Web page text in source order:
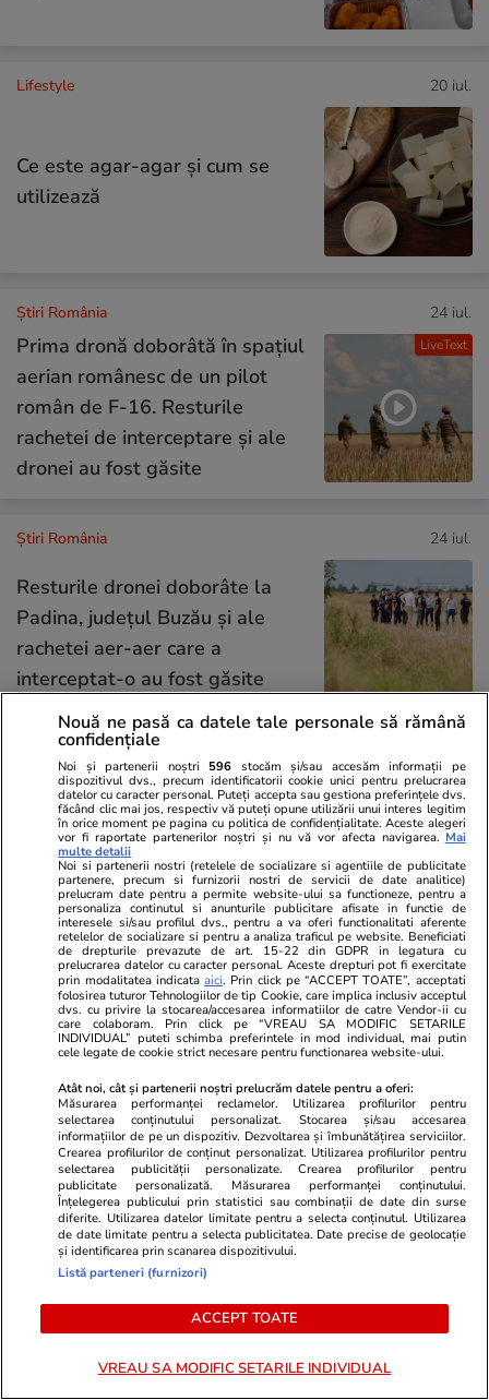
Lifestyle 20 iul.
Ce este agar-agar și cum se
utilizează
LiveText
Știri România 24 iul.
Prima dronă doborâtă în spațiul
aerian românesc de un pilot
român de F-16. Resturile
rachetei de interceptare și ale
dronei au fost găsite
Știri România 24 iul.
Resturile dronei doborâte la
Padina, județul Buzău și ale
rachetei aer-aer care a
interceptat-o au fost găsite
Știri România 24 iul.
Bustul lui Adrian Păunescu din
Parcul Grădina Icoanei ar putea
fi retras. Motivele din spatele
solicitării Institutului de
Investigare a Crimelor
Comunismului
Știri România 24 iul.
Avertizări nowcasting ANM de
vreme severă imediată. Lista
localităților vizate de fenomene
meteo periculoase
24 iul.
Inteligența artificială va
remodela economia mondială și
politica monetară
Nouă ne pasă ca datele tale personale să rămână
confidențiale
Noi și partenerii noștri 596 stocăm și/sau accesăm informații pe
dispozitivul dvs., precum identificatorii cookie unici pentru prelucrarea
datelor cu caracter personal. Puteți accepta sau gestiona preferințele dvs.
făcând clic mai jos, respectiv vă puteți opune utilizării unui interes legitim
în orice moment pe pagina cu politica de confidențialitate. Aceste alegeri
vor fi raportate partenerilor noștri și nu vă vor afecta navigarea. Mai
multe detalii
Noi si partenerii nostri (retelele de socializare si agentiile de publicitate
partenere, precum si furnizorii nostri de servicii de date analitice)
prelucram date pentru a permite website-ului sa functioneze, pentru a
personaliza continutul si anunturile publicitare afisate in functie de
interesele si/sau profilul dvs., pentru a va oferi functionalitati aferente
retelelor de socializare si pentru a analiza traficul pe website. Beneficiati
de drepturile prevazute de art. 15-22 din GDPR in legatura cu
prelucrarea datelor cu caracter personal. Aceste drepturi pot fi exercitate
prin modalitatea indicataaici. Prin click pe “ACCEPT TOATE”, acceptati
folosirea tuturor Tehnologiilor de tip Cookie, care implica inclusiv acceptul
dvs. cu privire la stocarea/accesarea informatiilor de catre Vendor-ii cu
care colaboram. Prin click pe “VREAU SA MODIFIC SETARILE
INDIVIDUAL” puteti schimba preferintele in mod individual, mai putin
cele legate de cookie strict necesare pentru functionarea website-ului.
Atât noi, cât și partenerii noștri prelucrăm datele pentru a oferi:
Măsurarea performanței reclamelor. Utilizarea profilurilor pentru
selectarea conținutului personalizat. Stocarea și/sau accesarea
informațiilor de pe un dispozitiv. Dezvoltarea și îmbunătățirea serviciilor.
Crearea profilurilor de conținut personalizat. Utilizarea profilurilor pentru
selectarea publicității personalizate. Crearea profilurilor pentru
publicitate personalizată. Măsurarea performanței conținutului.
Înțelegerea publicului prin statistici sau combinații de date din surse
diferite. Utilizarea datelor limitate pentru a selecta conținutul. Utilizarea
de date limitate pentru a selecta publicitatea. Date precise de geolocație
și identificarea prin scanarea dispozitivului.
Listă parteneri (furnizori)
ACCEPT TOATE
VREAU SA MODIFIC SETARILE INDIVIDUAL